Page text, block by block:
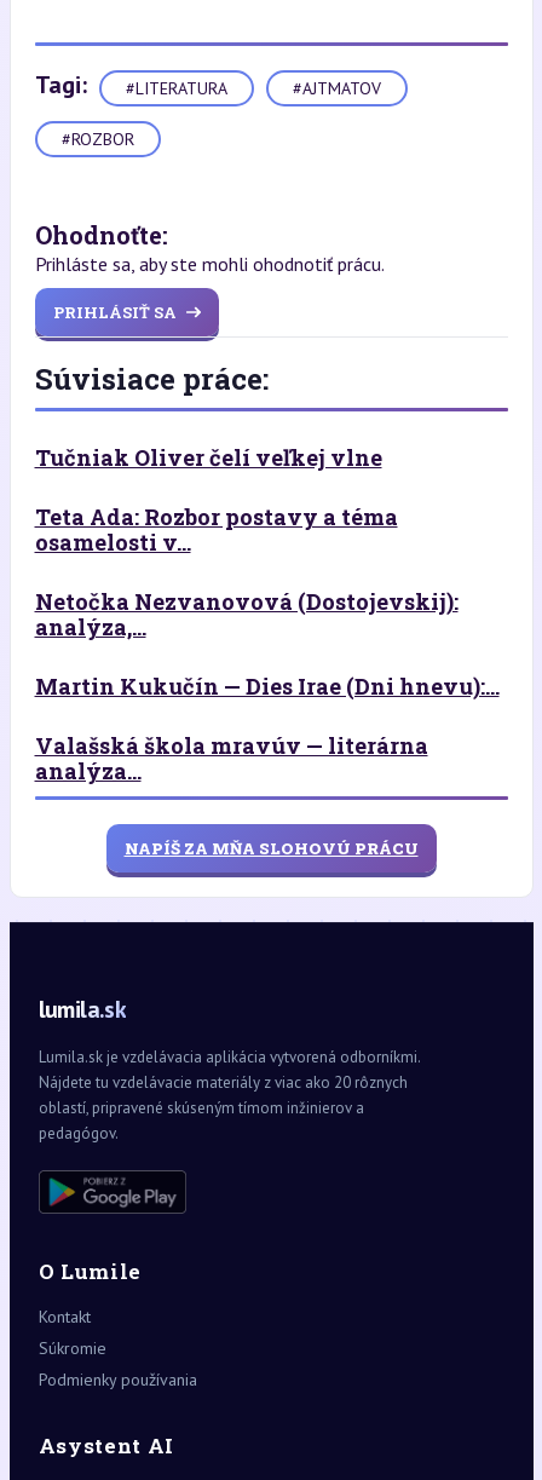
Tagi: #LITERATURA #AJTMATOV
#ROZBOR
Ohodnoťte:
Prihláste sa, aby ste mohli ohodnotiť prácu.
PRIHLÁSIŤ SA
Súvisiace práce:
Tučniak Oliver čelí veľkej vlne
Teta Ada: Rozbor postavy a téma
osamelosti v...
Netočka Nezvanovová (Dostojevskij):
analýza,...
Martin Kukučín — Dies Irae (Dni hnevu):...
Valašská škola mravúv — literárna
analýza...
NAPÍŠ ZA MŇA SLOHOVÚ PRÁCU
lumila.sk
Lumila.sk je vzdelávacia aplikácia vytvorená odborníkmi.
Nájdete tu vzdelávacie materiály z viac ako 20 rôznych
oblastí, pripravené skúseným tímom inžinierov a
pedagógov.
O Lumile
Kontakt
Súkromie
Podmienky používania
Asystent AI